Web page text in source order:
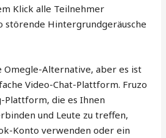
Klick alle Teilnehmer
störende Hintergrundgeräusche
Omegle-Alternative, aber es ist
Video-Chat-Plattform. Fruzo
Plattform, die es Ihnen
und Leute zu treffen,
Konto verwenden oder ein